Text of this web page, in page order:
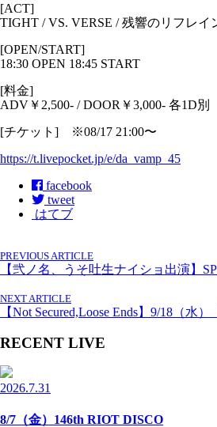
[ACT]
TIGHT / VS. VERSE / 残響のリフレ
[OPEN/START]
18:30 OPEN 18:45 START
[料金]
ADV￥2,500- / DOOR￥3,000- 各1D別
[チケット] ※08/17 21:00〜
https://t.livepocket.jp/e/da_vamp_45
facebook
tweet
はてブ
PREVIOUS ARTICLE
【弐ノ名、うそ吐生ナイショ出演】
NEXT ARTICLE
【Not Secured,Loose Ends】9/18（水
RECENT LIVE
2026.7.31
8/7（金）146th RIOT DISCO